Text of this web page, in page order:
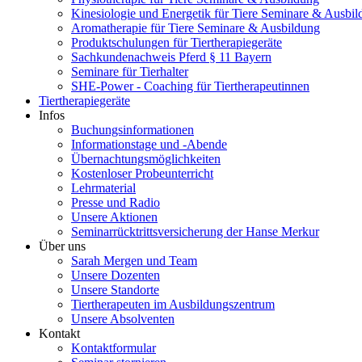
Kinesiologie und Energetik für Tiere Seminare &
Aromatherapie für Tiere Seminare & Ausbildung
Produktschulungen für Tiertherapiegeräte
Sachkundenachweis Pferd § 11 Bayern
Seminare für Tierhalter
SHE-Power - Coaching für Tiertherapeutinnen
Tiertherapiegeräte
Infos
Buchungsinformationen
Informationstage und -Abende
Übernachtungsmöglichkeiten
Kostenloser Probeunterricht
Lehrmaterial
Presse und Radio
Unsere Aktionen
Seminarrücktrittsversicherung der Hanse Merkur
Über uns
Sarah Mergen und Team
Unsere Dozenten
Unsere Standorte
Tiertherapeuten im Ausbildungszentrum
Unsere Absolventen
Kontakt
Kontaktformular